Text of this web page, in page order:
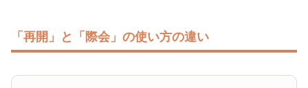
「再開」と「際会」の使い方の違い